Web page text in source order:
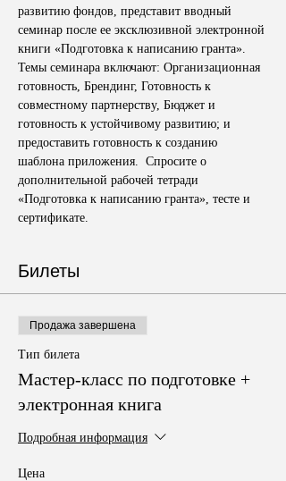
развитию фондов, представит вводный
семинар после ее эксклюзивной электронной
книги «Подготовка к написанию гранта».
Темы семинара включают: Организационная
готовность, Брендинг, Готовность к
совместному партнерству, Бюджет и
готовность к устойчивому развитию; и
предоставить готовность к созданию
шаблона приложения.  Спросите о
дополнительной рабочей тетради
«Подготовка к написанию гранта», тесте и
сертификате.
Билеты
Продажа завершена
Тип билета
Мастер-класс по подготовке +
электронная книга
Подробная информация
Цена